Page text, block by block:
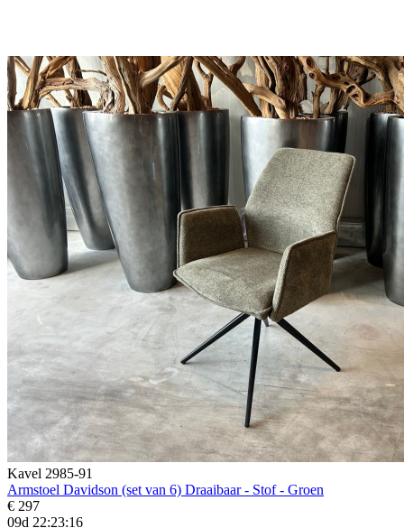
Kavel 2985-91
Armstoel Davidson (set van 6) Draaibaar - Stof - Groen
€ 297
09d 22:23:14